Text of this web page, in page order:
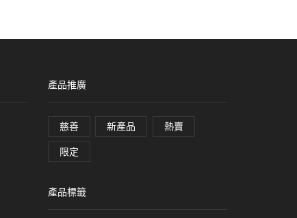
產品推廣
慈善 新產品 熱賣
限定
產品標籤